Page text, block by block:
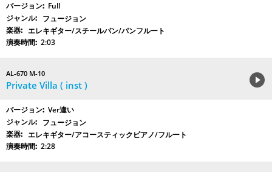
Full
フュージョン
エレキギター/スチールパン/パンフルート
2:03
AL-670 M-10
Private Villa ( inst )
Ver違い
フュージョン
エレキギター/アコースティックピアノ/フルート
2:28